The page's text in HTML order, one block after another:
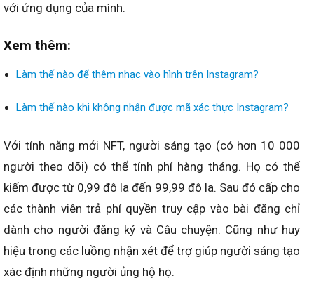
với ứng dụng của mình.
Xem thêm:
Làm thế nào để thêm nhạc vào hình trên Instagram?
Làm thế nào khi không nhận được mã xác thực Instagram?
Với tính năng mới NFT, người sáng tạo (có hơn 10 000
người theo dõi) có thể tính phí hàng tháng. Họ có thể
kiếm được từ 0,99 đô la đến 99,99 đô la. Sau đó cấp cho
các thành viên trả phí quyền truy cập vào bài đăng chỉ
dành cho người đăng ký và Câu chuyện. Cũng như huy
hiệu trong các luồng nhận xét để trợ giúp người sáng tạo
xác định những người ủng hộ họ.